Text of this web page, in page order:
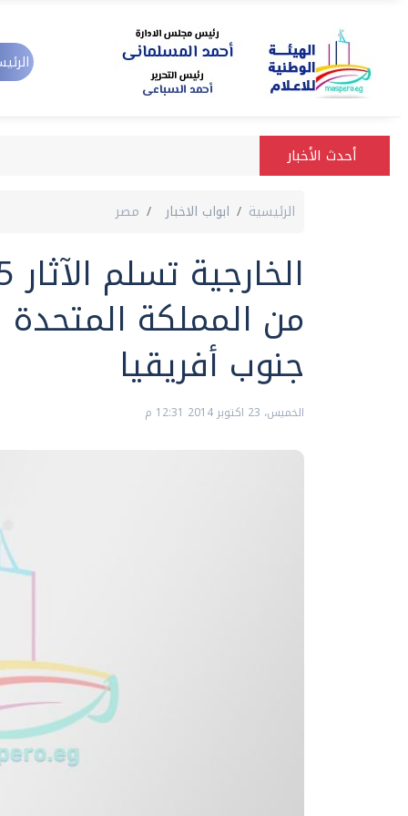
أحدث الأخبار
الرئيسية ابواب الاخبار مصر
من المملكة
جنوب أفريقيا
الخميس، 23 اكتوبر 2014 12:31 م